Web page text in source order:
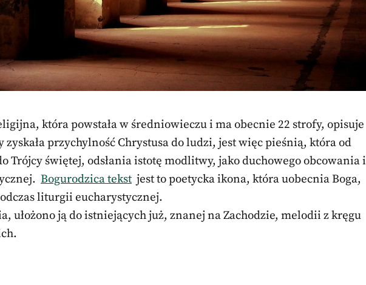
która powstała w średniowieczu i ma obecnie 22 strofy, opisuje
zyskała przychylność Chrystusa do ludzi, jest więc pieśnią, która od
Trójcy świętej, odsłania istotę modlitwy, jako duchowego obcowania i
Bogurodzica tekst jest to poetycka ikona, która uobecnia Boga,
liturgii eucharystycznej.
ułożono ją do istniejących już, znanej na Zachodzie, melodii z kręgu